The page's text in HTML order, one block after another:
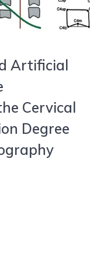
Artificial
Cervical
Degree